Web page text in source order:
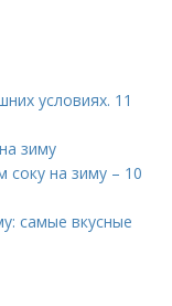
условиях. 11
зиму
на зиму – 10
самые вкусные